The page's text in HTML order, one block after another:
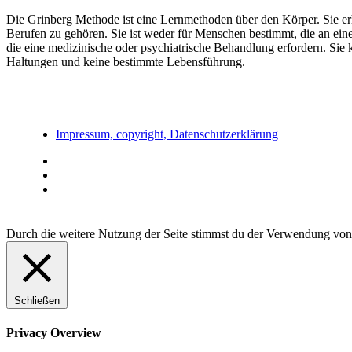
Die Grinberg Methode ist eine Lernmethoden über den Körper. Sie
Berufen zu gehören. Sie ist weder für Menschen bestimmt, die an
die eine medizinische oder psychiatrische Behandlung erfordern.
Haltungen und keine bestimmte Lebensführung.
Impressum, copyright, Datenschutzerklärung
Durch die weitere Nutzung der Seite stimmst du der Verwendung
Schließen
Privacy Overview